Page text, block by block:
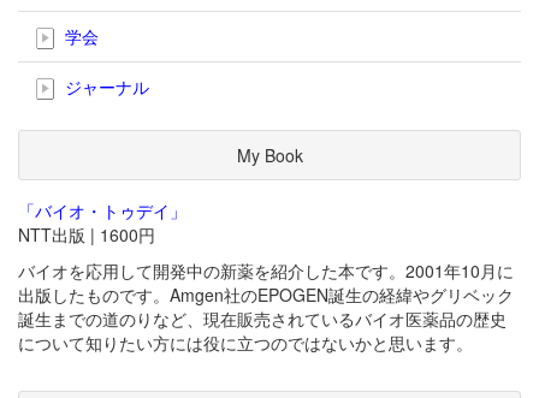
学会
ジャーナル
My Book
「バイオ・トゥデイ」
NTT出版 | 1600円
バイオを応用して開発中の新薬を紹介した本です。2001年10月に
出版したものです。Amgen社のEPOGEN誕生の経緯やグリベック
誕生までの道のりなど、現在販売されているバイオ医薬品の歴史
について知りたい方には役に立つのではないかと思います。